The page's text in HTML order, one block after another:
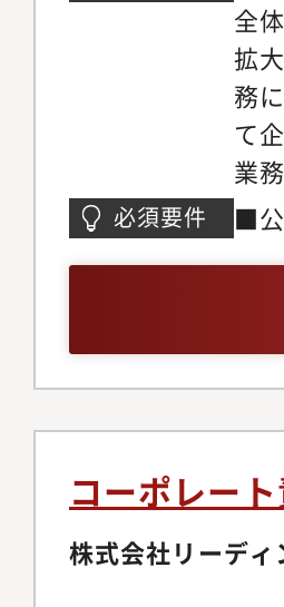
全
拡
務
て
業
（
ル
け
行
定
必須要件
■
層
コーポレー
株式会社リーディ